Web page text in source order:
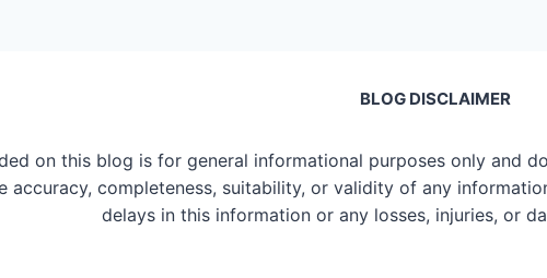
BLOG DISCLAIMER
on this blog is for general informational purposes only and
accuracy, completeness, suitability, or validity of any
delays in this information or any losses, injuries, or